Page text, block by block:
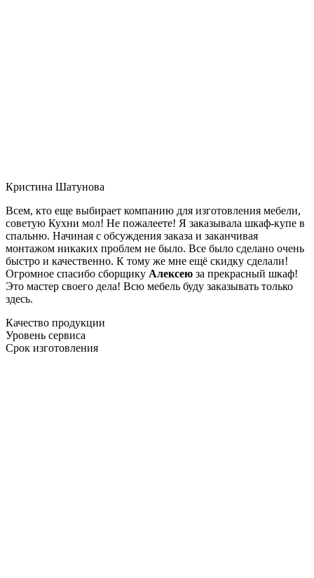
Кристина Шатунова
Всем, кто еще выбирает компанию для изготовления мебели,
советую Кухни мол! Не пожалеете! Я заказывала шкаф-купе в
спальню. Начиная с обсуждения заказа и заканчивая
монтажом никаких проблем не было. Все было сделано очень
быстро и качественно. К тому же мне ещё скидку сделали!
Огромное спасибо сборщику Алексею за прекрасный шкаф!
Это мастер своего дела! Всю мебель буду заказывать только
здесь.
Качество продукции
Уровень сервиса
Срок изготовления